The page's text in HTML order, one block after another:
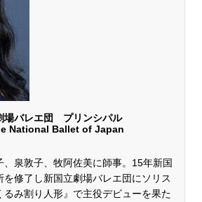
バレエ団 プリンシパル
National Ballet of Japan
、泉敦子、牧阿佐美に師事。15年新国
を修了し新国立劇場バレエ団にソリス
るみ割り人形』で主役デビューを果た